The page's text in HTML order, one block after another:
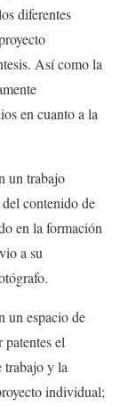
diferentes
Así como la
en cuanto a la
un trabajo
contenido de
en la formación
a su
un espacio de
el
trabajo y la
individual;